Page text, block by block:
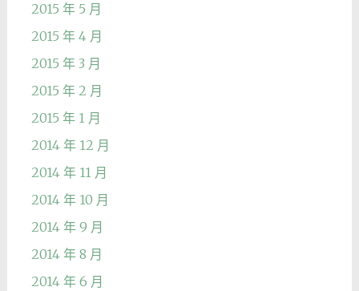
2015 年 5 月
2015 年 4 月
2015 年 3 月
2015 年 2 月
2015 年 1 月
2014 年 12 月
2014 年 11 月
2014 年 10 月
2014 年 9 月
2014 年 8 月
2014 年 6 月